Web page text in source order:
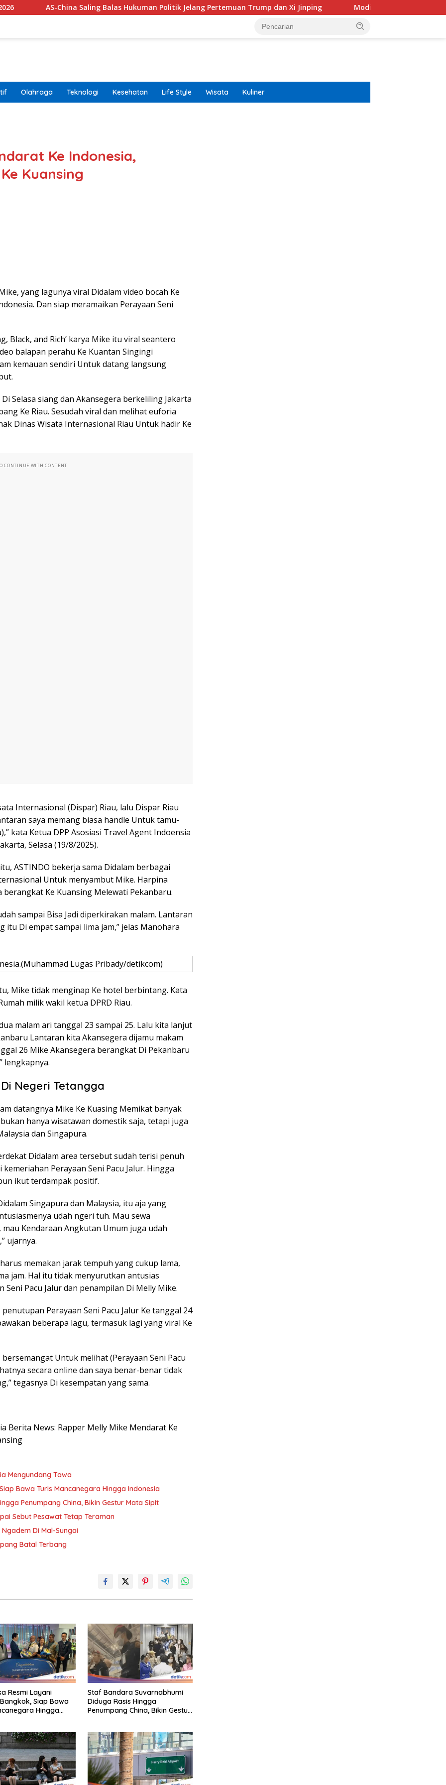
Saling Balas Hukuman Politik Jelang Pertemuan Trump dan Xi Jinping Modifikasi Ayla Vintage dan Gran Max
Olahraga Teknologi Kesehatan Life Style Wisata Kuliner
Ke Indonesia,
Kuansing
yang lagunya viral Didalam video bocah Ke
Dan siap meramaikan Perayaan Seni
Black, and Rich’ karya Mike itu viral seantero
balapan perahu Ke Kuantan Singingi
kemauan sendiri Untuk datang langsung
Selasa siang dan Akansegera berkeliling Jakarta
Ke Riau. Sesudah viral dan melihat euforia
Dinas Wisata Internasional Riau Untuk hadir Ke
CONTINUE WITH CONTENT
Internasional (Dispar) Riau, lalu Dispar Riau
saya memang biasa handle Untuk tamu-
kata Ketua DPP Asosiasi Travel Agent Indoensia
Selasa (19/8/2025).
ASTINDO bekerja sama Didalam berbagai
Untuk menyambut Mike. Harpina
Ke Kuansing Melewati Pekanbaru.
sampai Bisa Jadi diperkirakan malam. Lantaran
itu Di empat sampai lima jam,” jelas Manohara
Lugas Pribady/detikcom)
Mike tidak menginap Ke hotel berbintang. Kata
milik wakil ketua DPRD Riau.
malam ari tanggal 23 sampai 25. Lalu kita lanjut
Lantaran kita Akansegera dijamu makam
26 Mike Akansegera berangkat Di Pekanbaru
lengkapnya.
Negeri Tetangga
datangnya Mike Ke Kuasing Memikat banyak
hanya wisatawan domestik saja, tetapi juga
dan Singapura.
Didalam area tersebut sudah terisi penuh
Perayaan Seni Pacu Jalur. Hingga
ikut terdampak positif.
Singapura dan Malaysia, itu aja yang
udah ngeri tuh. Mau sewa
Kendaraan Angkutan Umum juga udah
ujarnya.
memakan jarak tempuh yang cukup lama,
jam. Hal itu tidak menyurutkan antusias
Pacu Jalur dan penampilan Di Melly Mike.
Perayaan Seni Pacu Jalur Ke tanggal 24
beberapa lagu, termasuk lagi yang viral Ke
Untuk melihat (Perayaan Seni Pacu
secara online dan saya benar-benar tidak
tegasnya Di kesempatan yang sama.
Berita News: Rapper Melly Mike Mendarat Ke
Mengundang Tawa
Bawa Turis Mancanegara Hingga Indonesia
Penumpang China, Bikin Gestur Mata Sipit
Sebut Pesawat Tetap Teraman
Di Mal-Sungai
Batal Terbang
Resmi Layani
Siap Bawa
Hingga
Staf Bandara Suvarnabhumi
Diduga Rasis Hingga
Penumpang China, Bikin Gestur